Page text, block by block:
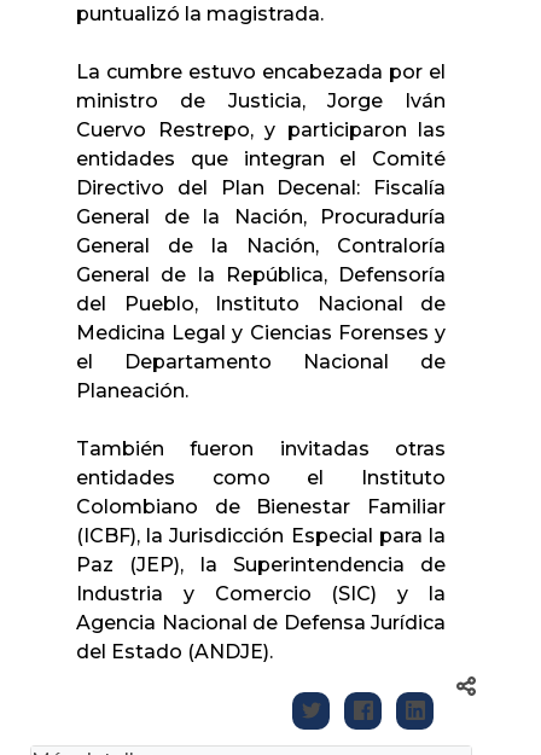
puntualizó la magistrada.
La cumbre estuvo encabezada por el
ministro de Justicia, Jorge Iván
Cuervo Restrepo, y participaron las
entidades que integran el Comité
Directivo del Plan Decenal: Fiscalía
General de la Nación, Procuraduría
General de la Nación, Contraloría
General de la República, Defensoría
del Pueblo, Instituto Nacional de
Medicina Legal y Ciencias Forenses y
el Departamento Nacional de
Planeación.
También fueron invitadas otras
entidades como el Instituto
Colombiano de Bienestar Familiar
(ICBF), la Jurisdicción Especial para la
Paz (JEP), la Superintendencia de
Industria y Comercio (SIC) y la
Agencia Nacional de Defensa Jurídica
del Estado (ANDJE).